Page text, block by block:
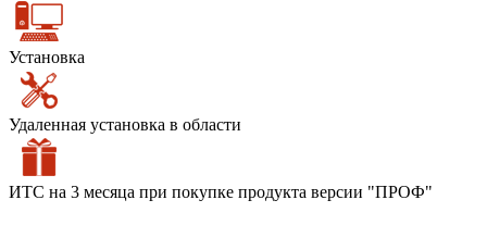
Установка
Удаленная установка в области
ИТС на 3 месяца при покупке продукта версии "ПРОФ"